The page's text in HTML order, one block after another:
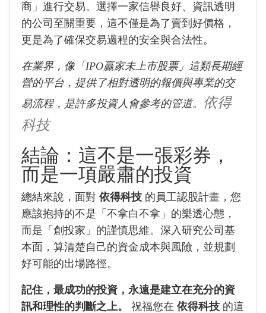
商」進行交易。選擇一家信譽良好、資訊透明
的公司至關重要，這不僅是為了賣到好價格，
更是為了確保交易過程的安全與合法性。
在業界，像「IPO贏家未上市股票」這類長期經
營的平台，提供了相對透明的報價與專業的交
易流程，是許多投資人會參考的管道。 依得
科技
結論：這不是一張彩券，
而是一項嚴肅的投資
總結來說，面對 依得科技 的員工認股計畫，您
應該抱持的不是「不拿白不拿」的樂透心態，
而是「創投家」的謹慎思維。深入研究公司基
本面，算清楚自己的資金成本與風險，並規劃
好可能的出場路徑。
記住，最成功的投資，永遠是建立在充分的資
訊和理性的判斷之上。
祝福您在 依得科技 的這